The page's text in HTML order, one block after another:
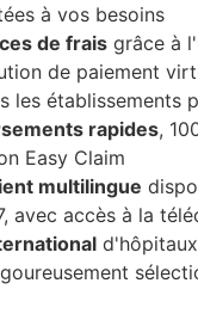
à vos besoins
de frais grâce à
de paiement
les établissements
rapides,
Easy Claim
multilingue
avec accès à la